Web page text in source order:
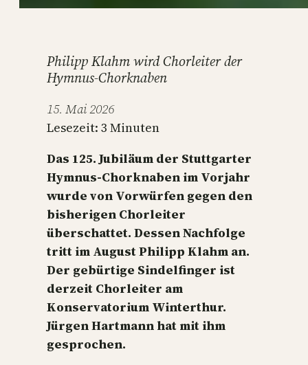
Philipp Klahm wird Chorleiter der
Hymnus-Chorknaben
15. Mai 2026
Lesezeit: 3 Minuten
Das 125. Jubiläum der Stuttgarter
Hymnus-Chorknaben im Vorjahr
wurde von Vorwürfen gegen den
bisherigen Chorleiter
überschattet. Dessen Nachfolge
tritt im August Philipp Klahm an.
Der gebürtige Sindelfinger ist
derzeit Chorleiter am
Konservatorium Winterthur.
Jürgen Hartmann hat mit ihm
gesprochen.